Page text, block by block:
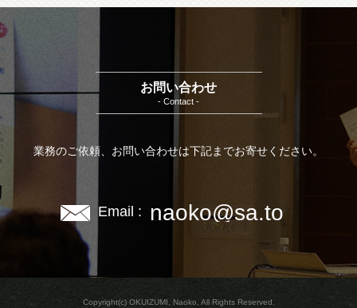
お問い合わせ
- Contact -
業務のご依頼、お問い合わせは下記までお寄せください。
Email : naoko@sa.to
Copyright(c) OKUIZUMI, Naoko, All Rights Reserved.